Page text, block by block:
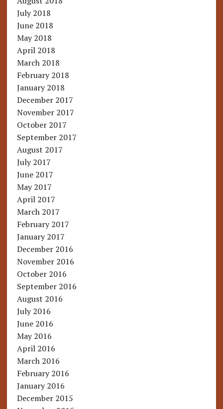
July 2018
June 2018
May 2018
April 2018
March 2018
February 2018
January 2018
December 2017
November 2017
October 2017
September 2017
August 2017
July 2017
June 2017
May 2017
April 2017
March 2017
February 2017
January 2017
December 2016
November 2016
October 2016
September 2016
August 2016
July 2016
June 2016
May 2016
April 2016
March 2016
February 2016
January 2016
December 2015